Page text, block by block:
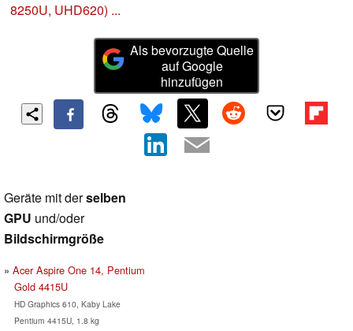
8250U, UHD620) ...
Als bevorzugte Quelle
auf Google
hinzufügen
Geräte mit derselben
GPU und/oder
Bildschirmgröße
Acer Aspire One 14, Pentium
Gold 4415U
HD Graphics 610, Kaby Lake
Pentium 4415U, 1.8 kg